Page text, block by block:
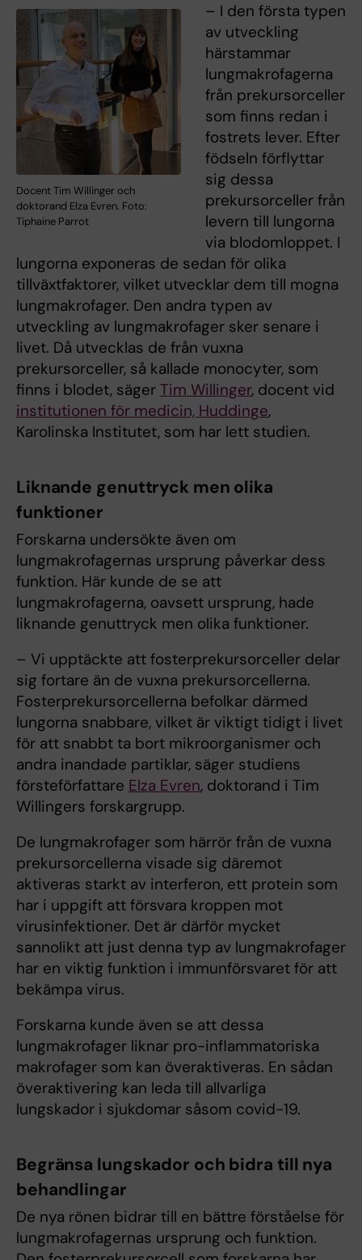
Docent Tim Willinger och
doktorand Elza Evren. Foto:
Tiphaine Parrot
– I den första typen
av utveckling
härstammar
lungmakrofagerna
från prekursorceller
som finns redan i
fostrets lever. Efter
födseln förflyttar
sig dessa
prekursorceller från
levern till lungorna
via blodomloppet. I
lungorna exponeras de sedan för olika
tillväxtfaktorer, vilket utvecklar dem till mogna
lungmakrofager. Den andra typen av
utveckling av lungmakrofager sker senare i
livet. Då utvecklas de från vuxna
prekursorceller, så kallade monocyter, som
finns i blodet, säger Tim Willinger, docent vid
institutionen för medicin, Huddinge,
Karolinska Institutet, som har lett studien.
Liknande genuttryck men olika
funktioner
Forskarna undersökte även om
lungmakrofagernas ursprung påverkar dess
funktion. Här kunde de se att
lungmakrofagerna, oavsett ursprung, hade
liknande genuttryck men olika funktioner.
– Vi upptäckte att fosterprekursorceller delar
sig fortare än de vuxna prekursorcellerna.
Fosterprekursorcellerna befolkar därmed
lungorna snabbare, vilket är viktigt tidigt i livet
för att snabbt ta bort mikroorganismer och
andra inandade partiklar, säger studiens
försteförfattare Elza Evren, doktorand i Tim
Willingers forskargrupp.
De lungmakrofager som härrör från de vuxna
prekursorcellerna visade sig däremot
aktiveras starkt av interferon, ett protein som
har i uppgift att försvara kroppen mot
virusinfektioner. Det är därför mycket
sannolikt att just denna typ av lungmakrofager
har en viktig funktion i immunförsvaret för att
bekämpa virus.
Forskarna kunde även se att dessa
lungmakrofager liknar pro-inflammatoriska
makrofager som kan överaktiveras. En sådan
överaktivering kan leda till allvarliga
lungskador i sjukdomar såsom covid-19.
Begränsa lungskador och bidra till nya
behandlingar
De nya rönen bidrar till en bättre förståelse för
lungmakrofagernas ursprung och funktion.